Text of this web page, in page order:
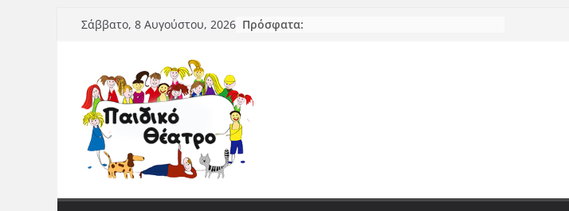
Μετάβαση
Σάββατο, 8 Αυγούστου, 2026 Πρόσφατα: